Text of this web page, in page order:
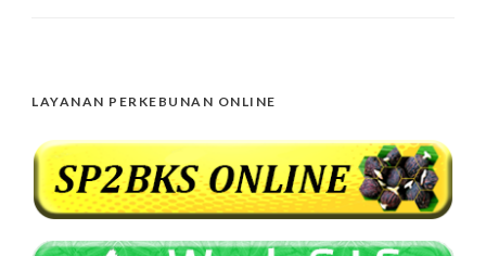
LAYANAN PERKEBUNAN ONLINE